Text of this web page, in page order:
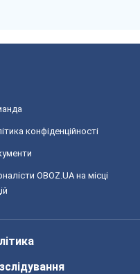
конфіденційності
OBOZ.UA на місці